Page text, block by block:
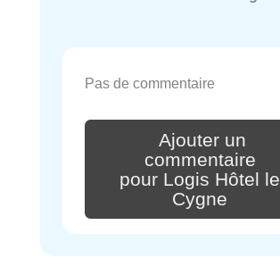
Pas de commentaire
Ajouter un
commentaire
pour Logis Hôtel le
Cygne